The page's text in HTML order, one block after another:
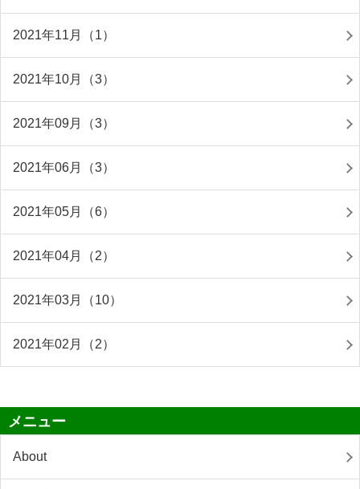
2021年11月（1）
2021年10月（3）
2021年09月（3）
2021年06月（3）
2021年05月（6）
2021年04月（2）
2021年03月（10）
2021年02月（2）
メニュー
About